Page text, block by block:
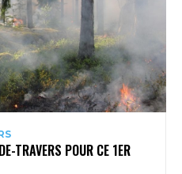
TRAVERS POUR CE 1ER